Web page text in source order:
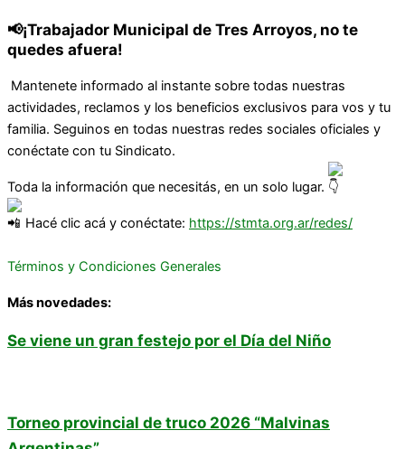
📢¡Trabajador Municipal de Tres Arroyos, no te
quedes afuera!
Mantenete informado al instante sobre todas nuestras
actividades, reclamos y los beneficios exclusivos para vos y tu
familia. Seguinos en todas nuestras redes sociales oficiales y
conéctate con tu Sindicato.
Toda la información que necesitás, en un solo lugar.
Hacé clic acá y conéctate: https://stmta.org.ar/redes/
Términos y Condiciones Generales
Más novedades:
Se viene un gran festejo por el Día del Niño
Torneo provincial de truco 2026 “Malvinas